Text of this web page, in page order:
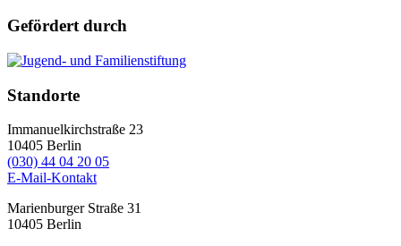
Gefördert durch
Standorte
Immanuelkirchstraße 23
10405 Berlin
(030) 44 04 20 05
E-Mail-Kontakt
Marienburger Straße 31
10405 Berlin